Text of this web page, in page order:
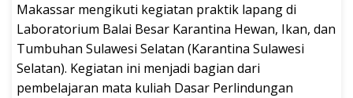
Makassar mengikuti kegiatan praktik lapang di
Laboratorium Balai Besar Karantina Hewan, Ikan, dan
Tumbuhan Sulawesi Selatan (Karantina Sulawesi
Selatan). Kegiatan ini menjadi bagian dari
pembelajaran mata kuliah Dasar Perlindungan